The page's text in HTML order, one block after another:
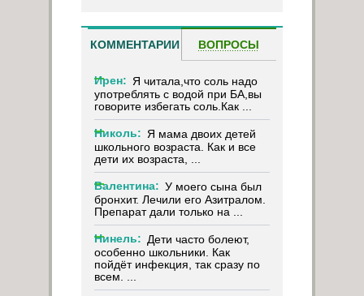
КОММЕНТАРИИ ВОПРОСЫ
Ирен: Я читала,что соль надо
употреблять с водой при БА,вы
говорите избегать соль.Как ...
Николь: Я мама двоих детей
школьного возраста. Как и все
дети их возраста, ...
Валентина: У моего сына был
бронхит. Лечили его Азитралом.
Препарат дали только на ...
Нинель: Дети часто болеют,
особенно школьники. Как
пойдёт инфекция, так сразу по
всем. ...